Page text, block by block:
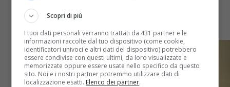
Una figura sempre più ricercata nelle aziende,
opportunità di lavoro
Scopri di più
I tuoi dati personali verranno trattati da 431 partner e le
informazioni raccolte dal tuo dispositivo (come cookie,
identificatori univoci e altri dati del dispositivo) potrebbero
essere condivise con questi ultimi, da loro visualizzate e
memorizzate oppure essere usate nello specifico da questo
sito. Noi e i nostri partner potremmo utilizzare dati di
localizzazione esatti. Elenco dei partner.